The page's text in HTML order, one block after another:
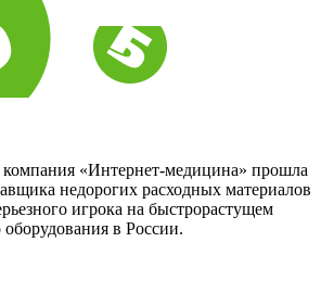
компания «Интернет-медицина» прошла
недорогих расходных материалов
игрока на быстрорастущем
в России.